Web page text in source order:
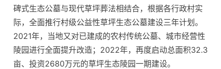
碑式生态公墓与现代草坪葬法相结合，根据各行政村实
际，全面推行村级公益性草坪生态公墓建设三年计划。
2021年，当地又对已建成的农村传统公墓、城市经营性
陵园进行全面提升改造；2022年，再度启动总面积32.3
亩、投资2680万元的草坪生态陵园一期建设。